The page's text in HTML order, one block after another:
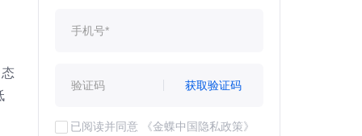
获取验证码
已阅读并同意 《金蝶中国隐私政策》